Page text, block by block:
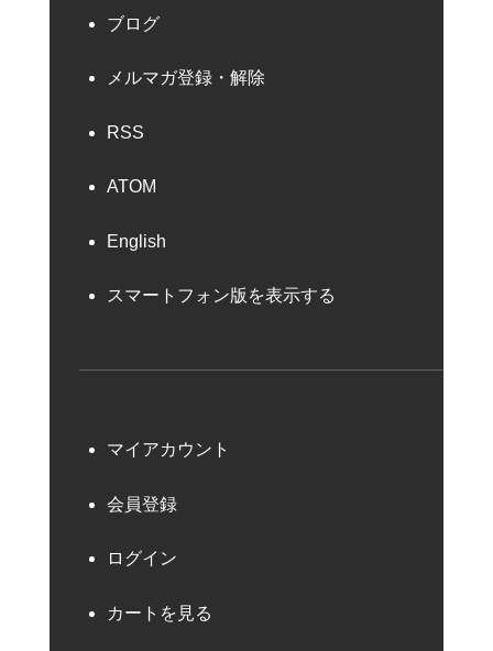
ブログ
メルマガ登録・解除
RSS
ATOM
English
スマートフォン版を表示する
マイアカウント
会員登録
ログイン
カートを見る